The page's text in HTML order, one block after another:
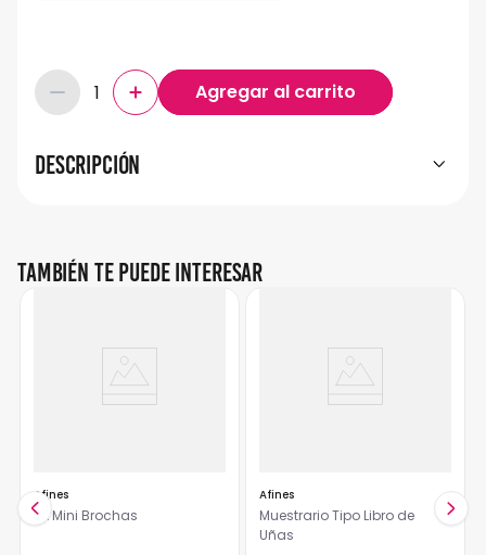
Descripción
También te puede interesar
Afines
Kit Mini Brochas
Afines
Muestrario Tipo Libro de
Uñas